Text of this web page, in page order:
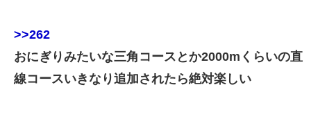
>>262
おにぎりみたいな三角コースとか2000mくらいの直
線コースいきなり追加されたら絶対楽しい